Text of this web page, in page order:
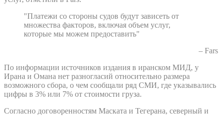
"Платежи со стороны судов будут зависеть от
множества факторов, включая объем услуг,
которые мы можем предоставить"
– Fars
По информации источников издания в иранском МИД, у
Ирана и Омана нет разногласий относительно размера
возможного сбора, о чем сообщали ряд СМИ, где указывались
цифры в 3% или 7% от стоимости груза.
Согласно договоренностям Маската и Тегерана, северный и